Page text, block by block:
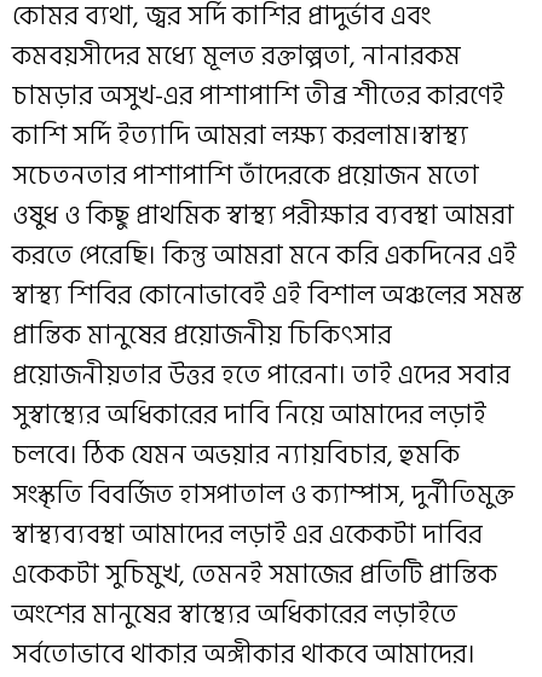
কোমর ব্যথা, জ্বর সর্দি কাশির প্রাদুর্ভাব এবং
কমবয়সীদের মধ্যে মূলত রক্তাল্পতা, নানারকম
চামড়ার অসুখ-এর পাশাপাশি তীব্র শীতের কারণেই
কাশি সর্দি ইত্যাদি আমরা লক্ষ্য করলাম।স্বাস্থ্য
সচেতনতার পাশাপাশি তাঁদেরকে প্রয়োজন মতো
ওষুধ ও কিছু প্রাথমিক স্বাস্থ্য পরীক্ষার ব্যবস্থা আমরা
করতে পেরেছি। কিন্তু আমরা মনে করি একদিনের এই
স্বাস্থ্য শিবির কোনোভাবেই এই বিশাল অঞ্চলের সমস্ত
প্রান্তিক মানুষের প্রয়োজনীয় চিকিৎসার
প্রয়োজনীয়তার উত্তর হতে পারেনা। তাই এদের সবার
সুস্বাস্থ্যের অধিকারের দাবি নিয়ে আমাদের লড়াই
চলবে। ঠিক যেমন অভয়ার ন্যায়বিচার, হুমকি
সংস্কৃতি বিবর্জিত হাসপাতাল ও ক্যাম্পাস, দুর্নীতিমুক্ত
স্বাস্থ্যব্যবস্থা আমাদের লড়াই এর একেকটা দাবির
একেকটা সুচিমুখ, তেমনই সমাজের প্রতিটি প্রান্তিক
অংশের মানুষের স্বাস্থ্যের অধিকারের লড়াইতে
সর্বতোভাবে থাকার অঙ্গীকার থাকবে আমাদের।